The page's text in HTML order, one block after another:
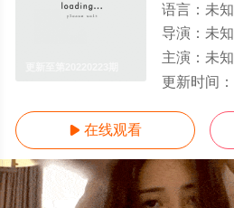
语言： 未知
导演： 未知
主演： 未知
更新时间：
 在线观看